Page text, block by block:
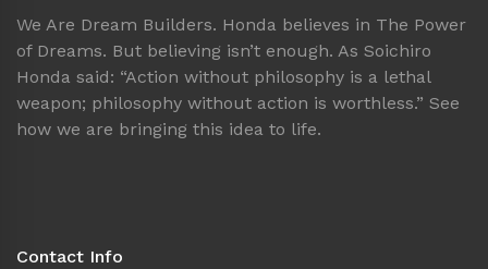
We Are Dream Builders. Honda believes in The Power
of Dreams. But believing isn’t enough. As Soichiro
Honda said: “Action without philosophy is a lethal
weapon; philosophy without action is worthless.” See
how we are bringing this idea to life.
Contact Info